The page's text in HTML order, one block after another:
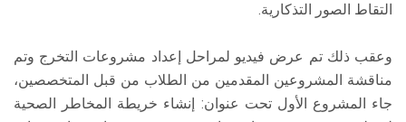
التقاط الصور التذكارية.
وعقب ذلك تم عرض فيديو لمراحل إعداد مشروعات التخرج وتم
مناقشة المشروعين المقدمين من الطلاب من قبل المتخصصين،
جاء المشروع الأول تحت عنوان: إنشاء خريطة المخاطر الصحية